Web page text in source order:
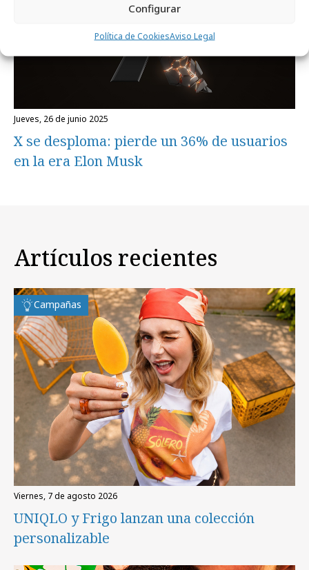
Configurar
Política de CookiesAviso Legal
jueves, 26 de junio 2025
X se desploma: pierde un 36% de usuarios
en la era Elon Musk
Artículos recientes
Campañas
viernes, 7 de agosto 2026
UNIQLO y Frigo lanzan una colección
personalizable